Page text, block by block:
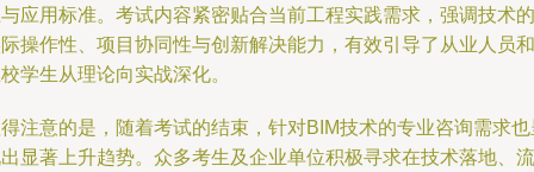
应用标准。考试内容紧密贴合当前工程实践需求，强调技术的
操作性、项目协同性与创新解决能力，有效引导了从业人员和
学生从理论向实战深化。
注意的是，随着考试的结束，针对BIM技术的专业咨询需求也
显著上升趋势。众多考生及企业单位积极寻求在技术落地、流